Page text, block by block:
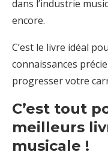
dans l’industrie
encore.
C’est le livre idéal
connaissances
progresser votre
C’est tout
meilleurs
musicale !